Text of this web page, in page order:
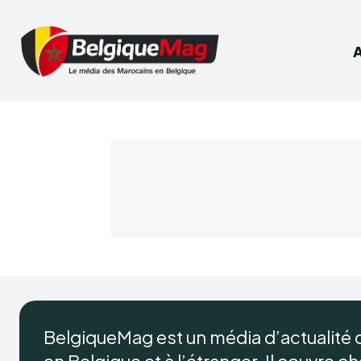
BelgiqueMag est un média